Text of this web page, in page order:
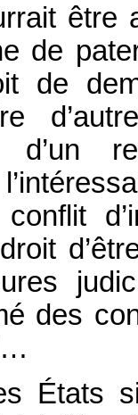
être
de
de
d’un
des
États